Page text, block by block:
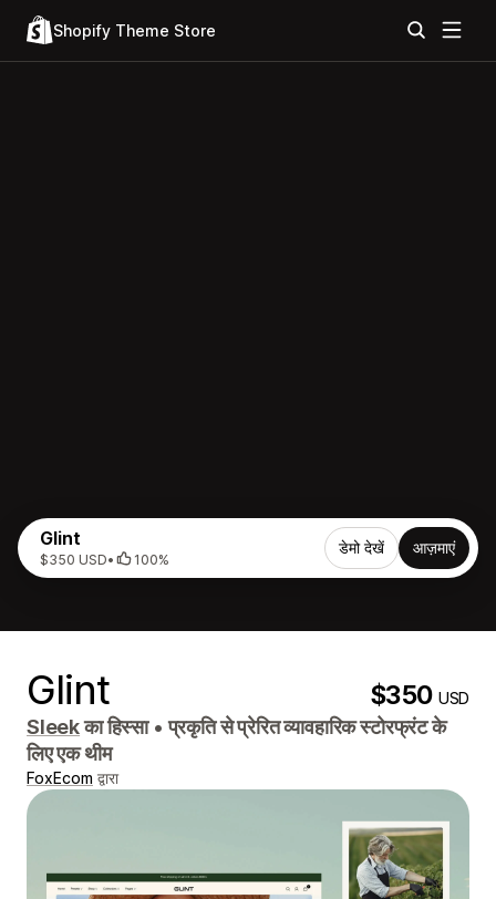
Shopify Theme Store
Glint
$350 USD• 100%
डेमो देखें आज़माएं
Glint $350USD
Sleekका हिस्सा • प्रकृति से प्रेरित व्यावहारिक स्टोरफ्रंट के
लिए एक थीम
FoxEcom द्वारा